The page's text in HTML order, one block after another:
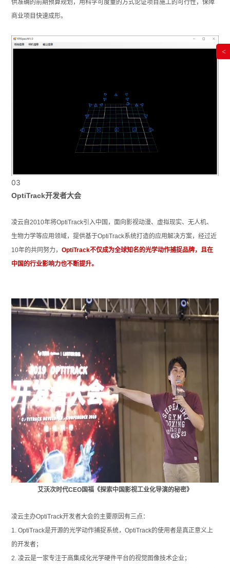
供准确的前期预算规划，用科学可度量的方式论证项目施工的可行性，保障
商业项目快速成形。
03
OptiTrack开发者大会
凌云自2010年将OptiTrack引入中国，面向影视动漫、虚拟现实、无人机、
生物力学等应用领域，提供基于OptiTrack系统打造的应用解决方案，经过近
10年的共同努力，OptiTrack不仅成为全球知名的光学动作捕捉品牌，且在
中国的行业影响力也不断提升。
艾沃次时代CEO国福《探索中国影视工业化导演的秘密》
凌云主办OptiTrack开发者大会的主要原因有三点：
1. OptiTrack是开源的光学动作捕捉系统，OptiTrack的使用者是真正意义上
的开发者；
2.凌云是一家专注于高集成化光学硬件平台的视觉图像技术企业；
<